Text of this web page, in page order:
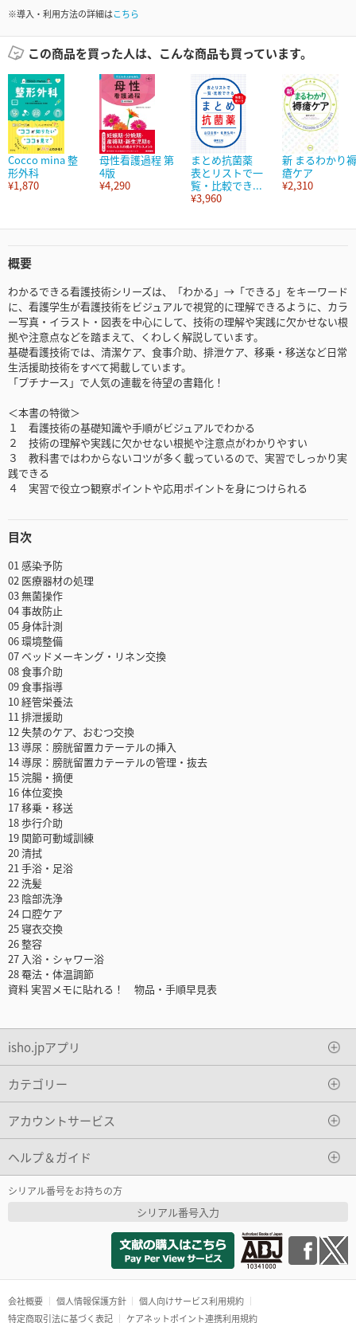
※導入・利用方法の詳細はこちら
この商品を買った人は、こんな商品も買っています。
Cocco mina 整
形外科
¥1,870
母性看護過程 第
4版
¥4,290
まとめ抗菌薬
表とリストで一
覧・比較でき...
¥3,960
新 まるわかり褥
瘡ケア
¥2,310
概要
わかるできる看護技術シリーズは、「わかる」→「できる」をキーワード
に、看護学生が看護技術をビジュアルで視覚的に理解できるように、カラ
ー写真・イラスト・図表を中心にして、技術の理解や実践に欠かせない根
拠や注意点などを踏まえて、くわしく解説しています。
基礎看護技術では、清潔ケア、食事介助、排泄ケア、移乗・移送など日常
生活援助技術をすべて掲載しています。
「プチナース」で人気の連載を待望の書籍化！
＜本書の特徴＞
１ 看護技術の基礎知識や手順がビジュアルでわかる
２ 技術の理解や実践に欠かせない根拠や注意点がわかりやすい
３ 教科書ではわからないコツが多く載っているので、実習でしっかり実
践できる
４ 実習で役立つ観察ポイントや応用ポイントを身につけられる
目次
01 感染予防
02 医療器材の処理
03 無菌操作
04 事故防止
05 身体計測
06 環境整備
07 ベッドメーキング・リネン交換
08 食事介助
09 食事指導
10 経管栄養法
11 排泄援助
12 失禁のケア、おむつ交換
13 導尿：膀胱留置カテーテルの挿入
14 導尿：膀胱留置カテーテルの管理・抜去
15 浣腸・摘便
16 体位変換
17 移乗・移送
18 歩行介助
19 関節可動域訓練
20 清拭
21 手浴・足浴
22 洗髪
23 陰部洗浄
24 口腔ケア
25 寝衣交換
26 整容
27 入浴・シャワー浴
28 罨法・体温調節
資料 実習メモに貼れる！ 物品・手順早見表
isho.jpアプリ
カテゴリー
アカウントサービス
ヘルプ＆ガイド
シリアル番号をお持ちの方
シリアル番号入力
会社概要 個人情報保護方針
個人向けサービス利用規約
特定商取引法に基づく表記
ケアネットポイント連携利用規約